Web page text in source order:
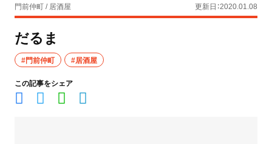
門前仲町 / 居酒屋
更新日：2020.01.08
だるま
#門前仲町 #居酒屋
この記事をシェア